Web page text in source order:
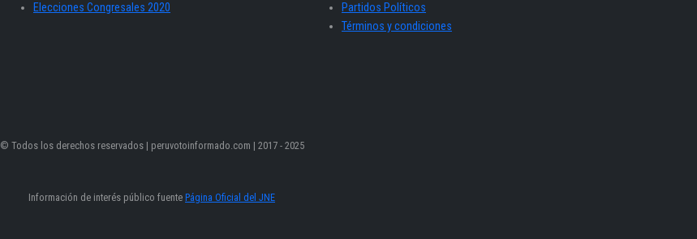
Elecciones Congresales 2020
Partidos Políticos
Términos y condiciones
© Todos los derechos reservados | peruvotoinformado.com | 2017 - 2025
Información de interés público fuente Página Oficial del JNE